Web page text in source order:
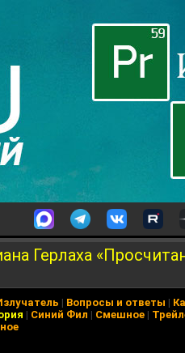
Герлаха
| Вопросы и ответы |
| Синий Фил | Смешное |